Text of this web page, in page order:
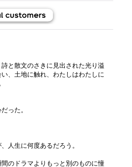
と散文のさきに見出された光り溢
、土地に触れ、わたしはわたしに
った。
人生に何度あるだろう。
のドラマよりもっと別のものに憧